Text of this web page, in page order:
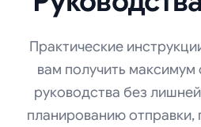
Практические
вам получить максимум
руководства без
планированию отправки,